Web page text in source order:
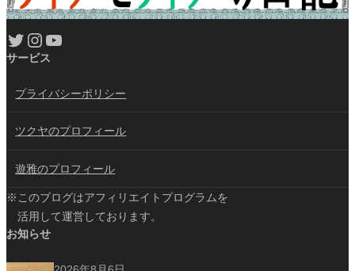
Twitter Instagram YouTube
サービス
プライバシーポリシー
ツクヤのプロフィール
遊雅のプロフィール
※このブログはアフィリエイトプログラムを
活用して運営しております。
お知らせ